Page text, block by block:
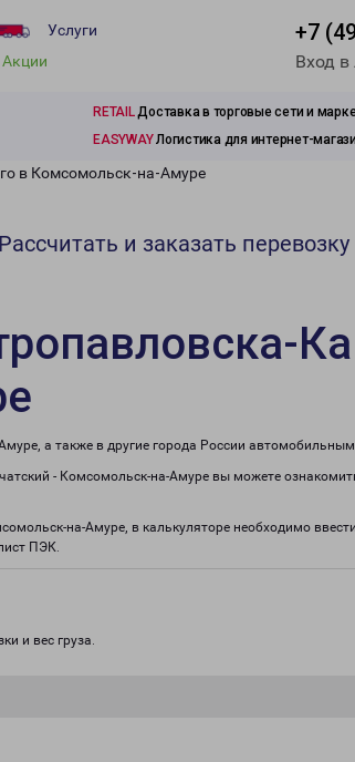
Услуги
Акции
+7
Вход
RETAILДоставка в торговые сети и
EASYWAYЛогистика для интернет-
в Комсомольск-на-Амуре
Рассчитать и заказать перевозку
а также в другие города России
- Комсомольск-на-Амуре вы можете
на-Амуре, в калькуляторе необходимо
ПЭК.
и вес груза.